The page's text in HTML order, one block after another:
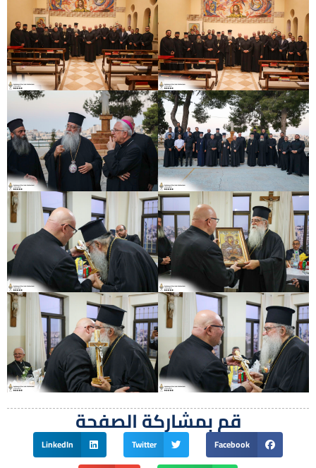
قم بمشاركة الصفحة
Facebook
Twitter
LinkedIn